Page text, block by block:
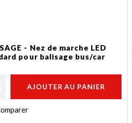
- Nez de marche LED
pour balisage bus/car
AJOUTER AU PANIER